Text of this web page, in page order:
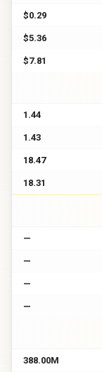
$0.29
$5.36
$7.81
1.44
1.43
18.47
18.31
—
—
—
—
388.00M